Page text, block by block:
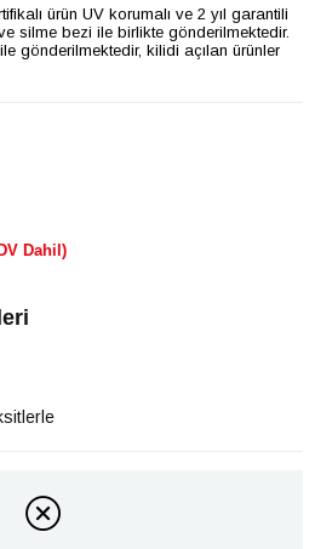
ürün UV korumalı ve 2 yıl garantili
silme bezi ile birlikte gönderilmektedir.
gönderilmektedir, kilidi açılan ürünler
Dahil)